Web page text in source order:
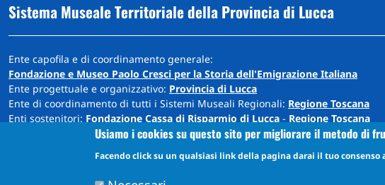
Sistema Museale Territoriale della Provincia di Lucca
Ente capofila e di coordinamento generale:
Fondazione e Museo Paolo Cresci per la Storia dell'Emigrazione Italiana
Ente progettuale e organizzativo: Provincia di Lucca
Ente di coordinamento di tutti i Sistemi Museali Regionali: Regione Toscana
Enti sostenitori: Fondazione Cassa di Risparmio di Lucca - Regione Toscana
Sede: Cortile Carrara - Palazzo Ducale - 55100 Lucca
info@museiprovincialucca.it
Usiamo i cookies su questo sito per migliorare il metodo di
Facendo click su un qualsiasi link della pagina darai il tuo consenso